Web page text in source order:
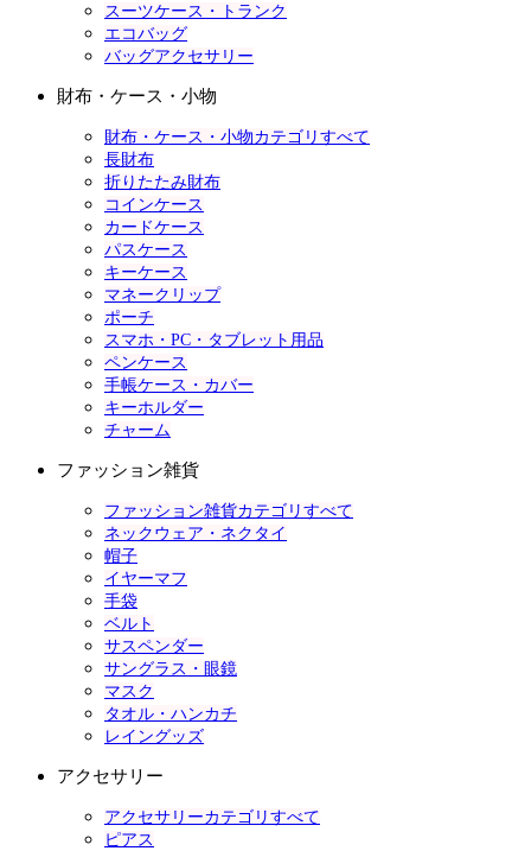
スーツケース・トランク
エコバッグ
バッグアクセサリー
財布・ケース・小物
財布・ケース・小物カテゴリすべて
長財布
折りたたみ財布
コインケース
カードケース
パスケース
キーケース
マネークリップ
ポーチ
スマホ・PC・タブレット用品
ペンケース
手帳ケース・カバー
キーホルダー
チャーム
ファッション雑貨
ファッション雑貨カテゴリすべて
ネックウェア・ネクタイ
帽子
イヤーマフ
手袋
ベルト
サスペンダー
サングラス・眼鏡
マスク
タオル・ハンカチ
レイングッズ
アクセサリー
アクセサリーカテゴリすべて
ピアス